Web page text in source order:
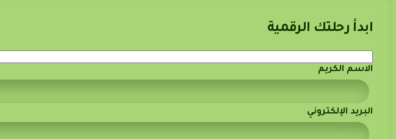
ابدأ رحلتك الرقمية
الاسم الكريم
البريد الإلكتروني